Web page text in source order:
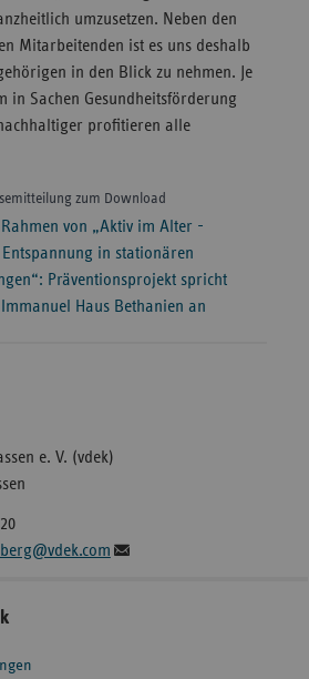
umzusetzen. Neben den
Mitarbeitenden ist es uns deshalb
in den Blick zu nehmen. Je
in Sachen Gesundheitsförderung
profitieren alle
zum Download
von „Aktiv im Alter -
in stationären
Präventionsprojekt spricht
Haus Bethanien an
e. V. (vdek)